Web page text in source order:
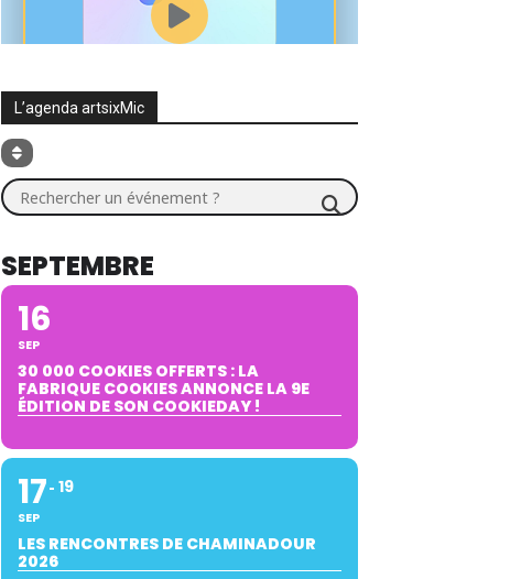
L’agenda artsixMic
Rechercher un événement ?
SEPTEMBRE
16
SEP
30 000 COOKIES OFFERTS : LA
FABRIQUE COOKIES ANNONCE LA 9E
ÉDITION DE SON COOKIEDAY !
17
SEP
19
LES RENCONTRES DE CHAMINADOUR
2026